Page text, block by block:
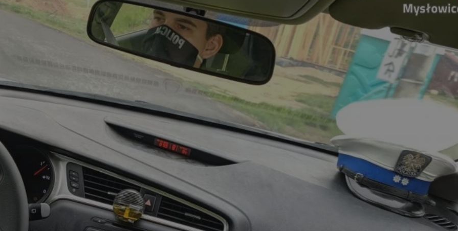
m-ce.pl 1 rok
Ten plik cookie przechowuje identyfikator sesji.
m-ce.pl 1 rok
Ten plik cookie przechowuje identyfikator sesji.
1 rok
Ten plik cookie przechowuje identyfikator sesji.
Ten plik cookie jest używany do przechowywania
zgody użytkownika w odniesieniu do usług
śledzenia. Zazwyczaj rejestruje, czy użytkownik
zdecydował się na usługi śledzenia lub reklamy.
LinkedIn
Corporation
.linkedin.com
tygodnie
Służy do przechowywania zgody gościa na
używanie plików cookie do innych celów
.simpli.fi
1 rok
Do przechowywania unikalnego identyfikatora
NGINX Inc.
bh.contextweb.com
Sesja
Rejestruje, który klaster serwerów obsługuje
gościa. Jest to używane w kontekście
równoważenia obciążenia w celu optymalizacji
doświadczenia użytkownika.
CookieScript
m-ce.pl
1 rok
Ten plik cookie jest używany przez usługę Cookie-
Script.com do zapamiętywania preferencji
dotyczących zgody użytkownika na pliki cookie.
Jest to konieczne, aby baner cookie Cookie-
Script.com działał poprawnie.
Google Privacy Policy